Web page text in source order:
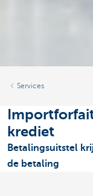
Services
krediet
Betalingsuitstel
de betaling